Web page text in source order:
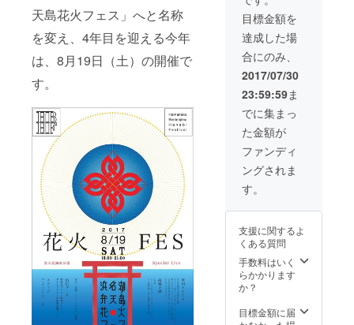
天島花火フェス」へと名称
を変え、4年目を迎える今年
は、8月19日（土）の開催で
す。
たしま
す。 ホ
テル
オー
シャン
は、花
火会場
に面し
た絶好
の場所
となり
ます。
ご夫
ルでご
ださ
い。 ※
お部屋
の写真
はイ
です
目標金額を
達成した場
合にのみ、
2017/07/30
23:59:59ま
でに集まっ
た金額が
ファンディ
ングされま
す。
支援に関するよ
くある質問
手数料はいく
らかかります
か？
目標金額に届